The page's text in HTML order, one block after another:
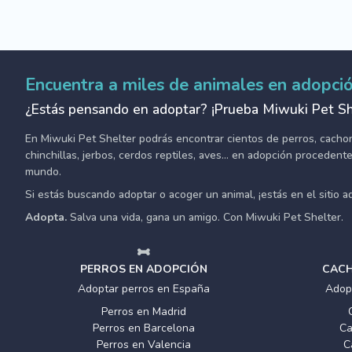
Encuentra a miles de animales en
¿Estás pensando en adoptar? ¡Prueba Miwuki Pet
En Miwuki Pet Shelter podrás encontrar cientos de perros,
chinchillas, jerbos, cerdos reptiles, aves... en adopción
mundo.
Si estás buscando adoptar o acoger un animal, ¡estás en el sitio
Adopta. Salva una vida, gana un amigo. Con Miwuki Pet Shelter.
PERROS EN ADOPCIÓN
Adoptar perros en España
Perros en Madrid
Perros en Barcelona
Perros en Valencia